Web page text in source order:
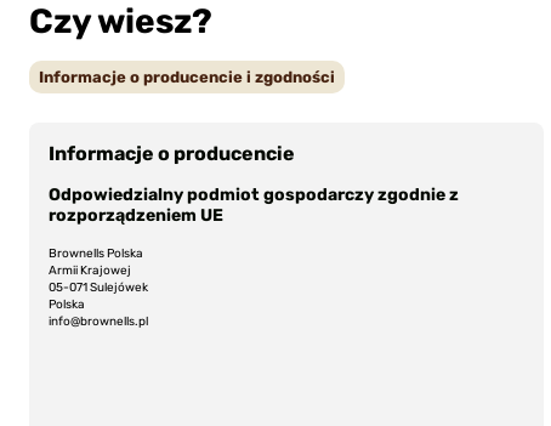
Czy wiesz?
Informacje o producencie i zgodności
Informacje o producencie
Odpowiedzialny podmiot gospodarczy zgodnie z
rozporządzeniem UE
Brownells Polska
Armii Krajowej
05-071 Sulejówek
Polska
info@brownells.pl